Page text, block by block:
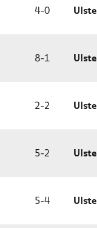
4-0
8-1
2-2
5-2
5-4